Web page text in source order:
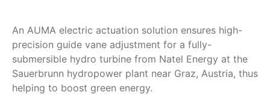
FQM/FQMEx
HART
Bus de terrain
An AUMA electric actuation solution ensures high-
precision guide vane adjustment for a fully-
submersible hydro turbine from Natel Energy at the
Sauerbrunn hydropower plant near Graz, Austria, thus
helping to boost green energy.